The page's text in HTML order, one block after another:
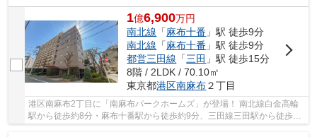
1億6,900万円
南北線 「麻布十番 」駅 徒歩9分
南北線 「麻布十番 」駅 徒歩9分
都営三田線 「三田 」駅 徒歩15分
8階 / 2LDK / 70.10㎡
東京都港区南麻布２丁目
港区南麻布2丁目に「南麻布パークホームズ」が登場！ 南北線白金高輪
駅から徒歩約8分・麻布十番駅から徒歩約9分、三田線三田駅から徒歩約
15分。 4路線3駅利用可能な大変便利な立地に位...